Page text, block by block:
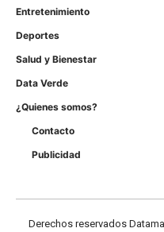
Entretenimiento
Deportes
Salud y Bienestar
Data Verde
¿Quienes somos?
Contacto
Publicidad
Derechos reservados